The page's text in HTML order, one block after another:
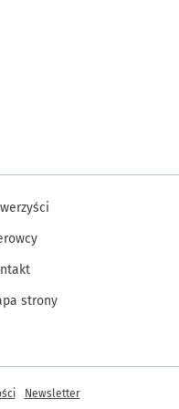
strony
Newsletter